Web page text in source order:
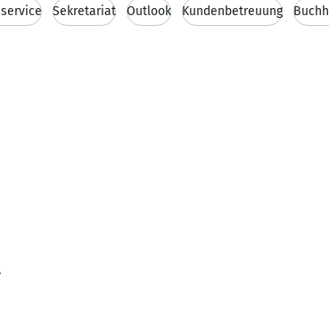
Sekretariat Outlook Kundenbetreuung